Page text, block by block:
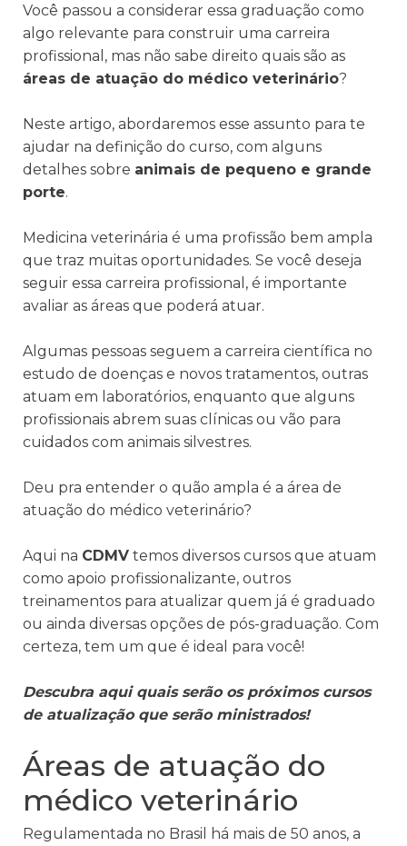
Você passou a considerar essa graduação como
algo relevante para construir uma carreira
profissional, mas não sabe direito quais são as
áreas de atuação do médico veterinário?
Neste artigo, abordaremos esse assunto para te
ajudar na definição do curso, com alguns
detalhes sobre animais de pequeno e grande
porte.
Medicina veterinária é uma profissão bem ampla
que traz muitas oportunidades. Se você deseja
seguir essa carreira profissional, é importante
avaliar as áreas que poderá atuar.
Algumas pessoas seguem a carreira científica no
estudo de doenças e novos tratamentos, outras
atuam em laboratórios, enquanto que alguns
profissionais abrem suas clínicas ou vão para
cuidados com animais silvestres.
Deu pra entender o quão ampla é a área de
atuação do médico veterinário?
Aqui na CDMV temos diversos cursos que atuam
como apoio profissionalizante, outros
treinamentos para atualizar quem já é graduado
ou ainda diversas opções de pós-graduação. Com
certeza, tem um que é ideal para você!
Descubra aqui quais serão os próximos cursos
de atualização que serão ministrados!
Áreas de atuação do
médico veterinário
Regulamentada no Brasil há mais de 50 anos, a